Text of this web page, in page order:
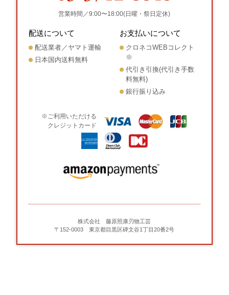
営業時間／9:00〜18:00(日曜・祭日定休)
配送について
配送業者／ヤマト運輸
日本国内送料無料
お支払いについて
クロネコWEBコレクト
※
代引き引換(代引き手数
料無料)
銀行振り込み
※ご利用いただける
クレジットカード
株式会社 藤原照康刃物工芸
〒152-0003 東京都目黒区碑文谷1丁目20番2号